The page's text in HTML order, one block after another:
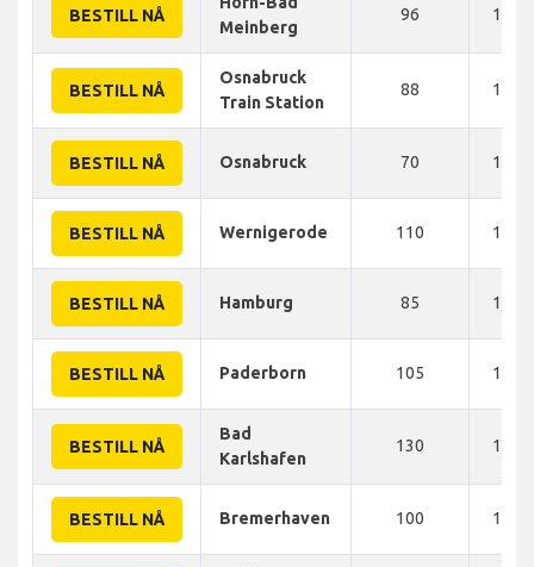
BESTILL NÅ
Meinberg
96 136
BESTILL NÅ
Osnabruck
Train Station
88 139
BESTILL NÅ Osnabruck 70 140
BESTILL NÅ Wernigerode 110 140
BESTILL NÅ Hamburg 85 144
BESTILL NÅ Paderborn 105 149
BESTILL NÅ
Bad
Karlshafen
130 150
BESTILL NÅ Bremerhaven 100 172